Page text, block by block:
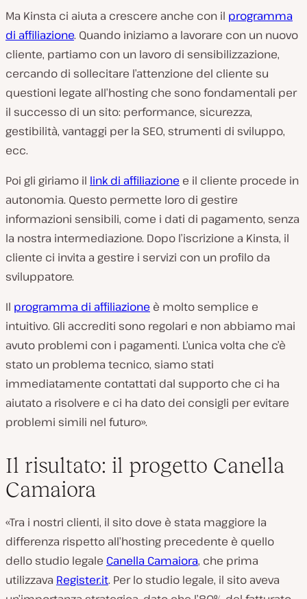
Ma Kinsta ci aiuta a crescere anche con il programma
di affiliazione. Quando iniziamo a lavorare con un nuovo
cliente, partiamo con un lavoro di sensibilizzazione,
cercando di sollecitare l’attenzione del cliente su
questioni legate all’hosting che sono fondamentali per
il successo di un sito: performance, sicurezza,
gestibilità, vantaggi per la SEO, strumenti di sviluppo,
ecc.
Poi gli giriamo il link di affiliazione e il cliente procede in
autonomia. Questo permette loro di gestire
informazioni sensibili, come i dati di pagamento, senza
la nostra intermediazione. Dopo l’iscrizione a Kinsta, il
cliente ci invita a gestire i servizi con un profilo da
sviluppatore.
Il programma di affiliazione è molto semplice e
intuitivo. Gli accrediti sono regolari e non abbiamo mai
avuto problemi con i pagamenti. L’unica volta che c’è
stato un problema tecnico, siamo stati
immediatamente contattati dal supporto che ci ha
aiutato a risolvere e ci ha dato dei consigli per evitare
problemi simili nel futuro».
Il risultato: il progetto Canella
Camaiora
«Tra i nostri clienti, il sito dove è stata maggiore la
differenza rispetto all’hosting precedente è quello
dello studio legale Canella Camaiora, che prima
utilizzava Register.it. Per lo studio legale, il sito aveva